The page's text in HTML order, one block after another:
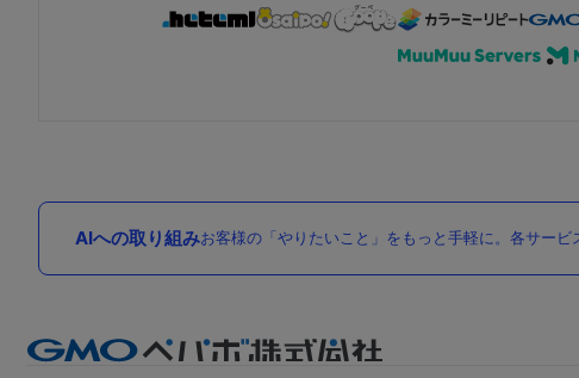
AIへの取り組みお客様の「やりたいこと」をもっと手軽に。各サー